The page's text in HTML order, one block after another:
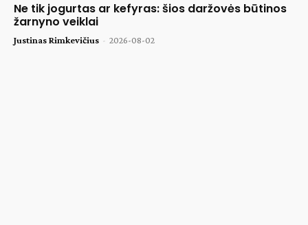
Ne tik jogurtas ar kefyras: šios daržovės būtinos
žarnyno veiklai
Justinas Rimkevičius - 2026-08-02